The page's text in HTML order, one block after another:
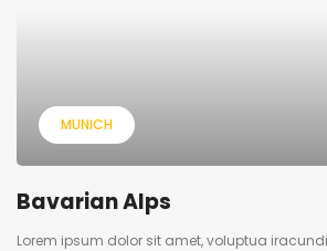
MUNICH
Bavarian Alps
Lorem ipsum dolor sit amet, voluptua